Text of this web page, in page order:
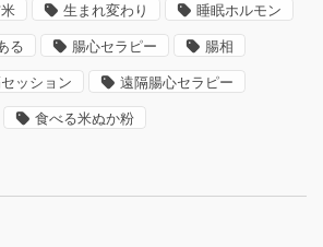
生まれ変わり 睡眠ホルモン
る 腸心セラピー 腸相
ッション 遠隔腸心セラピー
食べる米ぬか粉